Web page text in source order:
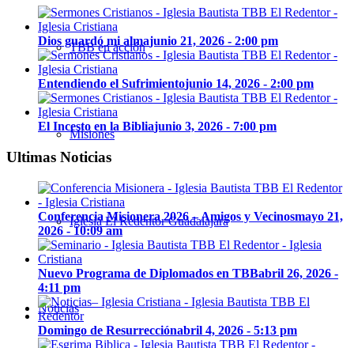
TBB en acción
Misiones
Iglesia El Redentor Guadalajara
Noticias
Dios guardó mi almajunio 21, 2026 - 2:00 pm
Entendiendo el Sufrimientojunio 14, 2026 - 2:00 pm
El Incesto en la Bibliajunio 3, 2026 - 7:00 pm
Ultimas Noticias
Conferencia Misionera 2026 – Amigos y Vecinosmayo 21,
2026 - 10:09 am
Nuevo Programa de Diplomados en TBBabril 26, 2026 -
4:11 pm
Domingo de Resurrecciónabril 4, 2026 - 5:13 pm